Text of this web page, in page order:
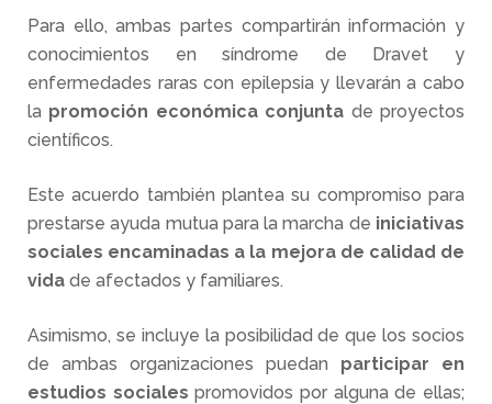
Para ello, ambas partes compartirán información y
conocimientos en síndrome de Dravet y
enfermedades raras con epilepsia y llevarán a cabo
la promoción económica conjunta de proyectos
científicos.
Este acuerdo también plantea su compromiso para
prestarse ayuda mutua para la marcha de iniciativas
sociales encaminadas a la mejora de calidad de
vida de afectados y familiares.
Asimismo, se incluye la posibilidad de que los socios
de ambas organizaciones puedan participar en
estudios sociales promovidos por alguna de ellas;